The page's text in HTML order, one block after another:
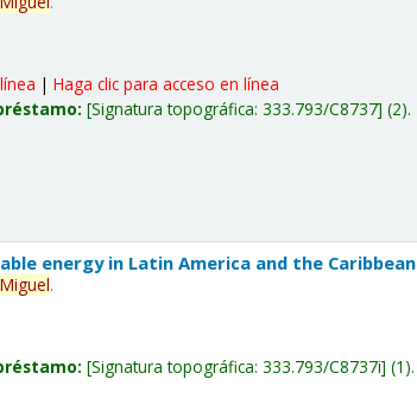
|Haga clic para acceso en línea
Signatura topográfica:333.793/C8737 (2).
energy in Latin America and the Caribbean
Miguel.
Signatura topográfica:333.793/C8737i (1).